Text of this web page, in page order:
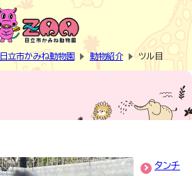
日立市かみね動物園 動物紹介 ツル目
タンチ